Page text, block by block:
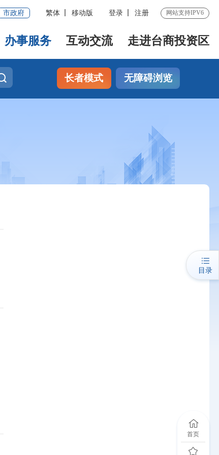
市政府 繁体 移动版 登录 注册 网站支持IPV6
办事服务 互动交流 走进台商投资区
长者模式 无障碍浏览
目录
首页